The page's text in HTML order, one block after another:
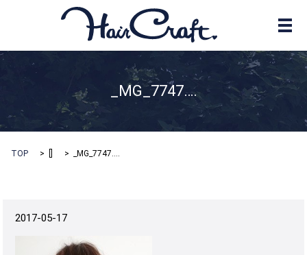
メ
_MG_7747….
TOP _MG_7747….
2017-05-17